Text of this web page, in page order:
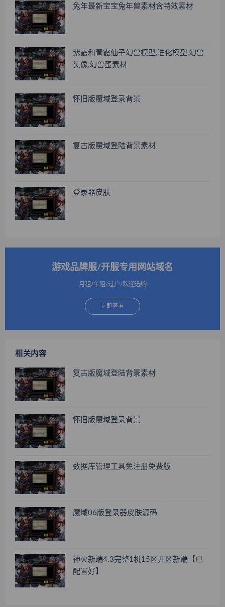
兔年最新宝宝兔年兽素材含特效素材
紫霞和青霞仙子幻兽模型,进化模型,幻兽
头像,幻兽蛋素材
怀旧版魔域登录背景
复古版魔域登陆背景素材
登录器皮肤
游戏品牌服/开服专用网站域名
月租/年租/过户/欢迎选购
立即查看
相关内容
复古版魔域登陆背景素材
怀旧版魔域登录背景
数据库管理工具免注册免费版
魔域06版登录器皮肤源码
神火新端4.3完整1机15区开区新端【已
配置好】